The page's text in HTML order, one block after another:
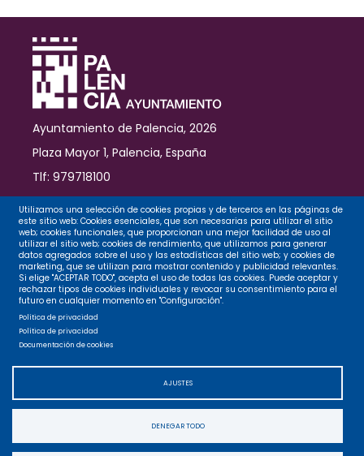
Ayuntamiento de Palencia, 2026
Plaza Mayor 1, Palencia, España
Tlf: 979718100
Contacto
Legal
Privacidad
Accesibilidad
Mapa web
Utilizamos una selección de cookies propias y de terceros en las páginas de
este sitio web: Cookies esenciales, que son necesarias para utilizar el sitio
web; cookies funcionales, que proporcionan una mejor facilidad de uso al
utilizar el sitio web; cookies de rendimiento, que utilizamos para generar
datos agregados sobre el uso y las estadísticas del sitio web; y cookies de
marketing, que se utilizan para mostrar contenido y publicidad relevantes.
Si elige "ACEPTAR TODO", acepta el uso de todas las cookies. Puede aceptar y
rechazar tipos de cookies individuales y revocar su consentimiento para el
futuro en cualquier momento en "Configuración".
Política de privacidad
Política de privacidad
Documentación de cookies
AJUSTES
DENEGAR TODO